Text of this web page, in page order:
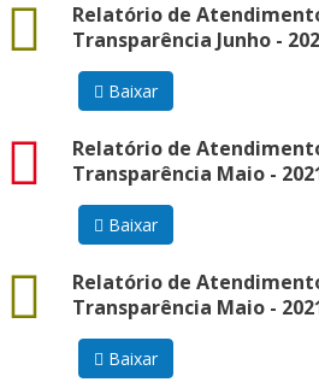
Relatório de
Transparência Junho -
docx
Baixar
Relatório de
Transparência Maio -
pdf
Baixar
Relatório de
Transparência Maio -
docx
Baixar